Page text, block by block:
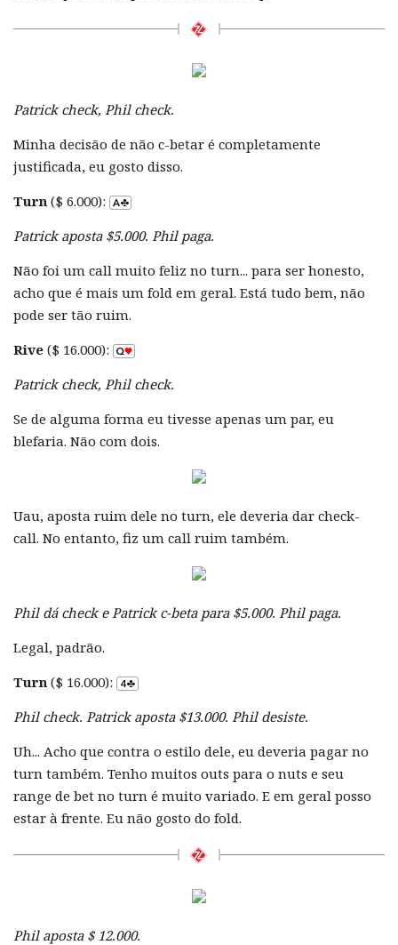
Patrick check, Phil check.
Minha decisão de não c-betar é completamente
justificada, eu gosto disso.
Turn ($ 6.000):
Patrick aposta $5.000. Phil paga.
Não foi um call muito feliz no turn... para ser honesto,
acho que é mais um fold em geral. Está tudo bem, não
pode ser tão ruim.
Rive ($ 16.000):
Patrick check, Phil check.
Se de alguma forma eu tivesse apenas um par, eu
blefaria. Não com dois.
Uau, aposta ruim dele no turn, ele deveria dar check-
call. No entanto, fiz um call ruim também.
Phil dá check e Patrick c-beta para $5.000. Phil paga.
Legal, padrão.
Turn ($ 16.000):
Phil check. Patrick aposta $13.000. Phil desiste.
Uh... Acho que contra o estilo dele, eu deveria pagar no
turn também. Tenho muitos outs para o nuts e seu
range de bet no turn é muito variado. E em geral posso
estar à frente. Eu não gosto do fold.
Phil aposta $ 12.000.